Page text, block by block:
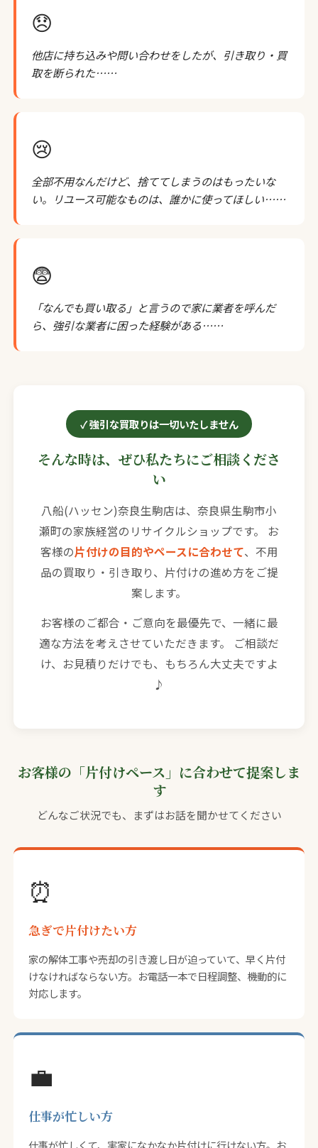
😞
他店に持ち込みや問い合わせをしたが、引き取り・買
取を断られた……
😢
全部不用なんだけど、捨ててしまうのはもったいな
い。リユース可能なものは、誰かに使ってほしい……
😨
「なんでも買い取る」と言うので家に業者を呼んだ
ら、強引な業者に困った経験がある……
強引な買取りは一切いたしません
そんな時は、ぜひ私たちにご相談くださ
い
八船(ハッセン)奈良生駒店は、奈良県生駒市小
瀬町の家族経営のリサイクルショップです。 お
客様の片付けの目的やペースに合わせて、不用
品の買取り・引き取り、片付けの進め方をご提
案します。
お客様のご都合・ご意向を最優先で、一緒に最
適な方法を考えさせていただきます。 ご相談だ
け、お見積りだけでも、もちろん大丈夫ですよ
♪
お客様の「片付けペース」に合わせて提案しま
す
どんなご状況でも、まずはお話を聞かせてください
⏰
急ぎで片付けたい方
家の解体工事や売却の引き渡し日が迫っていて、早く片付
けなければならない方。お電話一本で日程調整、機動的に
対応します。
💼
仕事が忙しい方
仕事が忙しくて、実家になかなか片付けに行けない方。お